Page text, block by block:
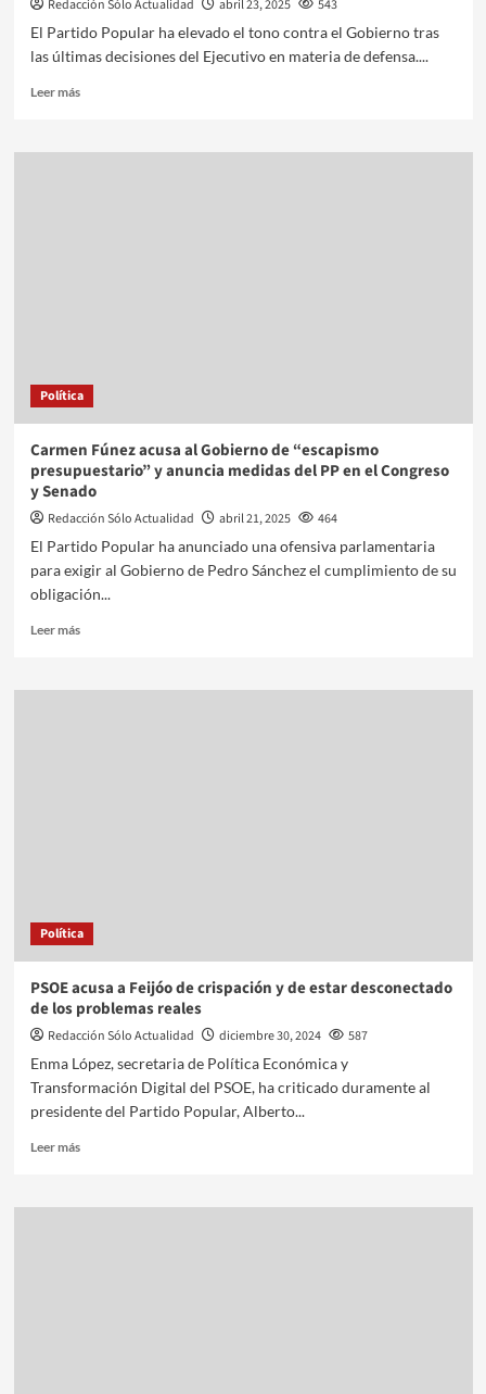
Redacción Sólo Actualidad abril 23, 2025
543
El Partido Popular ha elevado el tono contra el Gobierno tras
las últimas decisiones del Ejecutivo en materia de defensa....
Leer más
Política
Carmen Fúnez acusa al Gobierno de “escapismo
presupuestario” y anuncia medidas del PP en el Congreso
y Senado
Redacción Sólo Actualidad abril 21, 2025
464
El Partido Popular ha anunciado una ofensiva parlamentaria
para exigir al Gobierno de Pedro Sánchez el cumplimiento de su
obligación...
Leer más
Política
PSOE acusa a Feijóo de crispación y de estar desconectado
de los problemas reales
Redacción Sólo Actualidad diciembre 30, 2024
587
Enma López, secretaria de Política Económica y
Transformación Digital del PSOE, ha criticado duramente al
presidente del Partido Popular, Alberto...
Leer más